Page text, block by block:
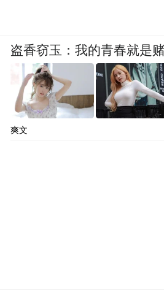
盗香窃玉：我的青春就是
爽文